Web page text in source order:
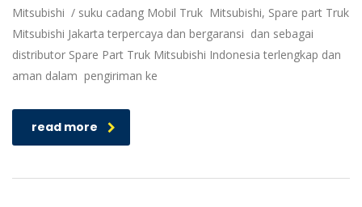
Mitsubishi / suku cadang Mobil Truk Mitsubishi, Spare part Truk
Mitsubishi Jakarta terpercaya dan bergaransi dan sebagai
distributor Spare Part Truk Mitsubishi Indonesia terlengkap dan
aman dalam pengiriman ke
read more